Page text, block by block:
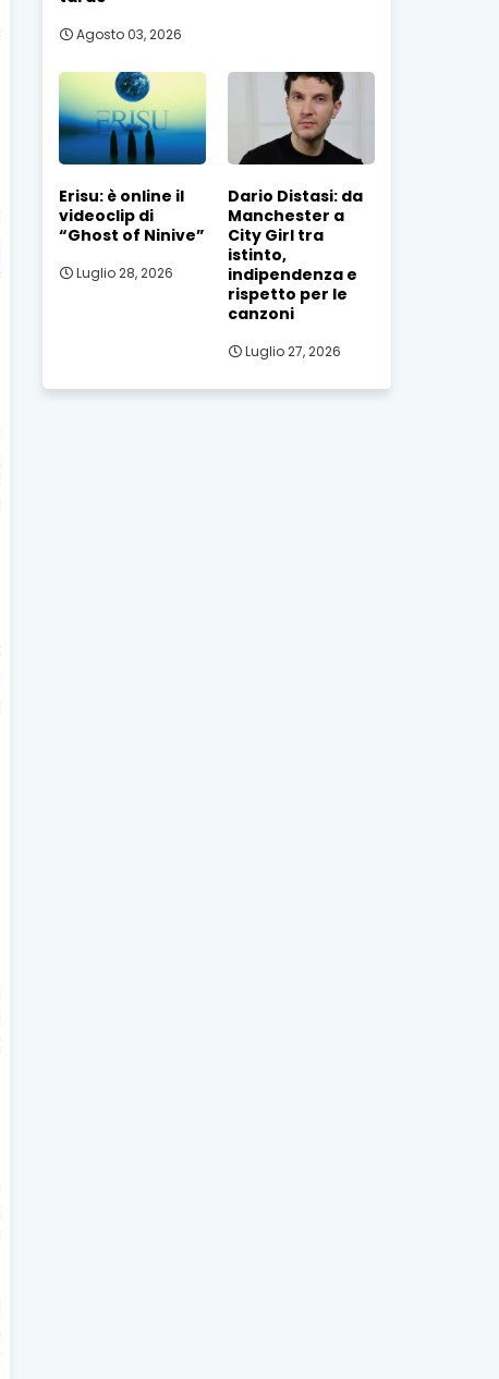
Agosto 03, 2026
Erisu: è online il
videoclip di
“Ghost of Ninive”
Luglio 28, 2026
Dario Distasi: da
Manchester a
City Girl tra
istinto,
indipendenza e
rispetto per le
canzoni
Luglio 27, 2026